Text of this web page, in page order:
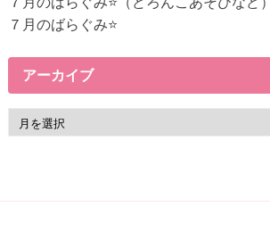
７月のばらぐみ⭐
アーカイブ
ー